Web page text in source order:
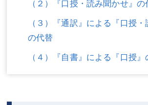
交通事故
不動産登記
不動産登記
商業登記
（２）『口授・読み聞かせ』の
（３）『通訳』による『口授・
の代替
（４）『自書』による『口授